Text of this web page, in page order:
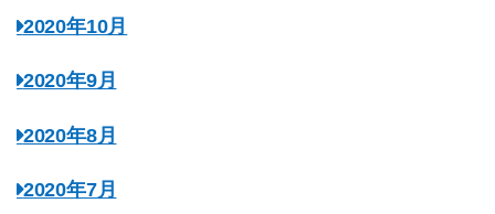
2020年10月
2020年9月
2020年8月
2020年7月